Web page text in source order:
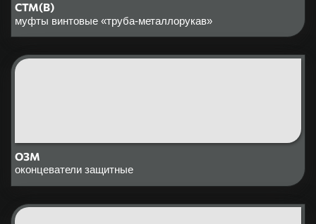
СТМ(В)
муфты винтовые «труба-металлорукав»
ОЗМ
оконцеватели защитные